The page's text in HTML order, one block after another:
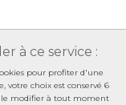
à ce service :
pour profiter d'une
votre choix est conservé 6
le modifier à tout moment